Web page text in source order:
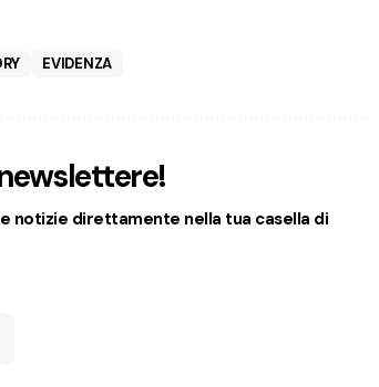
EVIDENZA
notizie direttamente nella tua casella di